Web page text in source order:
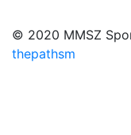
© 2020 MMSZ
thepathsm